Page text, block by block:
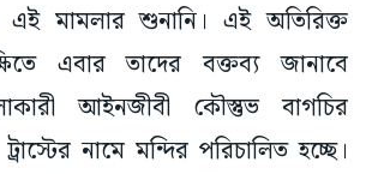
মামলার শুনানি। এই অতিরিক্ত
এবার তাদের বক্তব্য জানাবে
আইনজীবী কৌস্তুভ বাগচির
নামে মন্দির পরিচালিত হচ্ছে।